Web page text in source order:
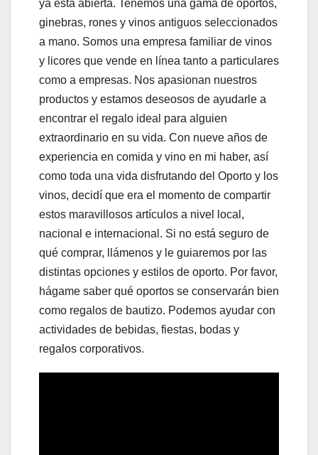
ya está abierta. Tenemos una gama de oportos,
ginebras, rones y vinos antiguos seleccionados
a mano. Somos una empresa familiar de vinos
y licores que vende en línea tanto a particulares
como a empresas. Nos apasionan nuestros
productos y estamos deseosos de ayudarle a
encontrar el regalo ideal para alguien
extraordinario en su vida. Con nueve años de
experiencia en comida y vino en mi haber, así
como toda una vida disfrutando del Oporto y los
vinos, decidí que era el momento de compartir
estos maravillosos artículos a nivel local,
nacional e internacional. Si no está seguro de
qué comprar, llámenos y le guiaremos por las
distintas opciones y estilos de oporto. Por favor,
hágame saber qué oportos se conservarán bien
como regalos de bautizo. Podemos ayudar con
actividades de bebidas, fiestas, bodas y
regalos corporativos.